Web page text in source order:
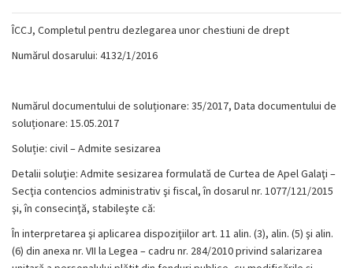
ÎCCJ, Completul pentru dezlegarea unor chestiuni de drept
Numărul dosarului: 4132/1/2016
Numărul documentului de soluționare: 35/2017, Data documentului de
soluționare: 15.05.2017
Soluție: civil – Admite sesizarea
Detalii soluţie: Admite sesizarea formulată de Curtea de Apel Galaţi –
Secţia contencios administrativ şi fiscal, în dosarul nr. 1077/121/2015
şi, în consecinţă, stabileşte că:
În interpretarea şi aplicarea dispoziţiilor art. 11 alin. (3), alin. (5) şi alin.
(6) din anexa nr. VII la Legea – cadru nr. 284/2010 privind salarizarea